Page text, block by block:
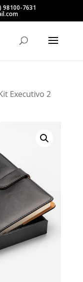
98100-7631
Executivo 2